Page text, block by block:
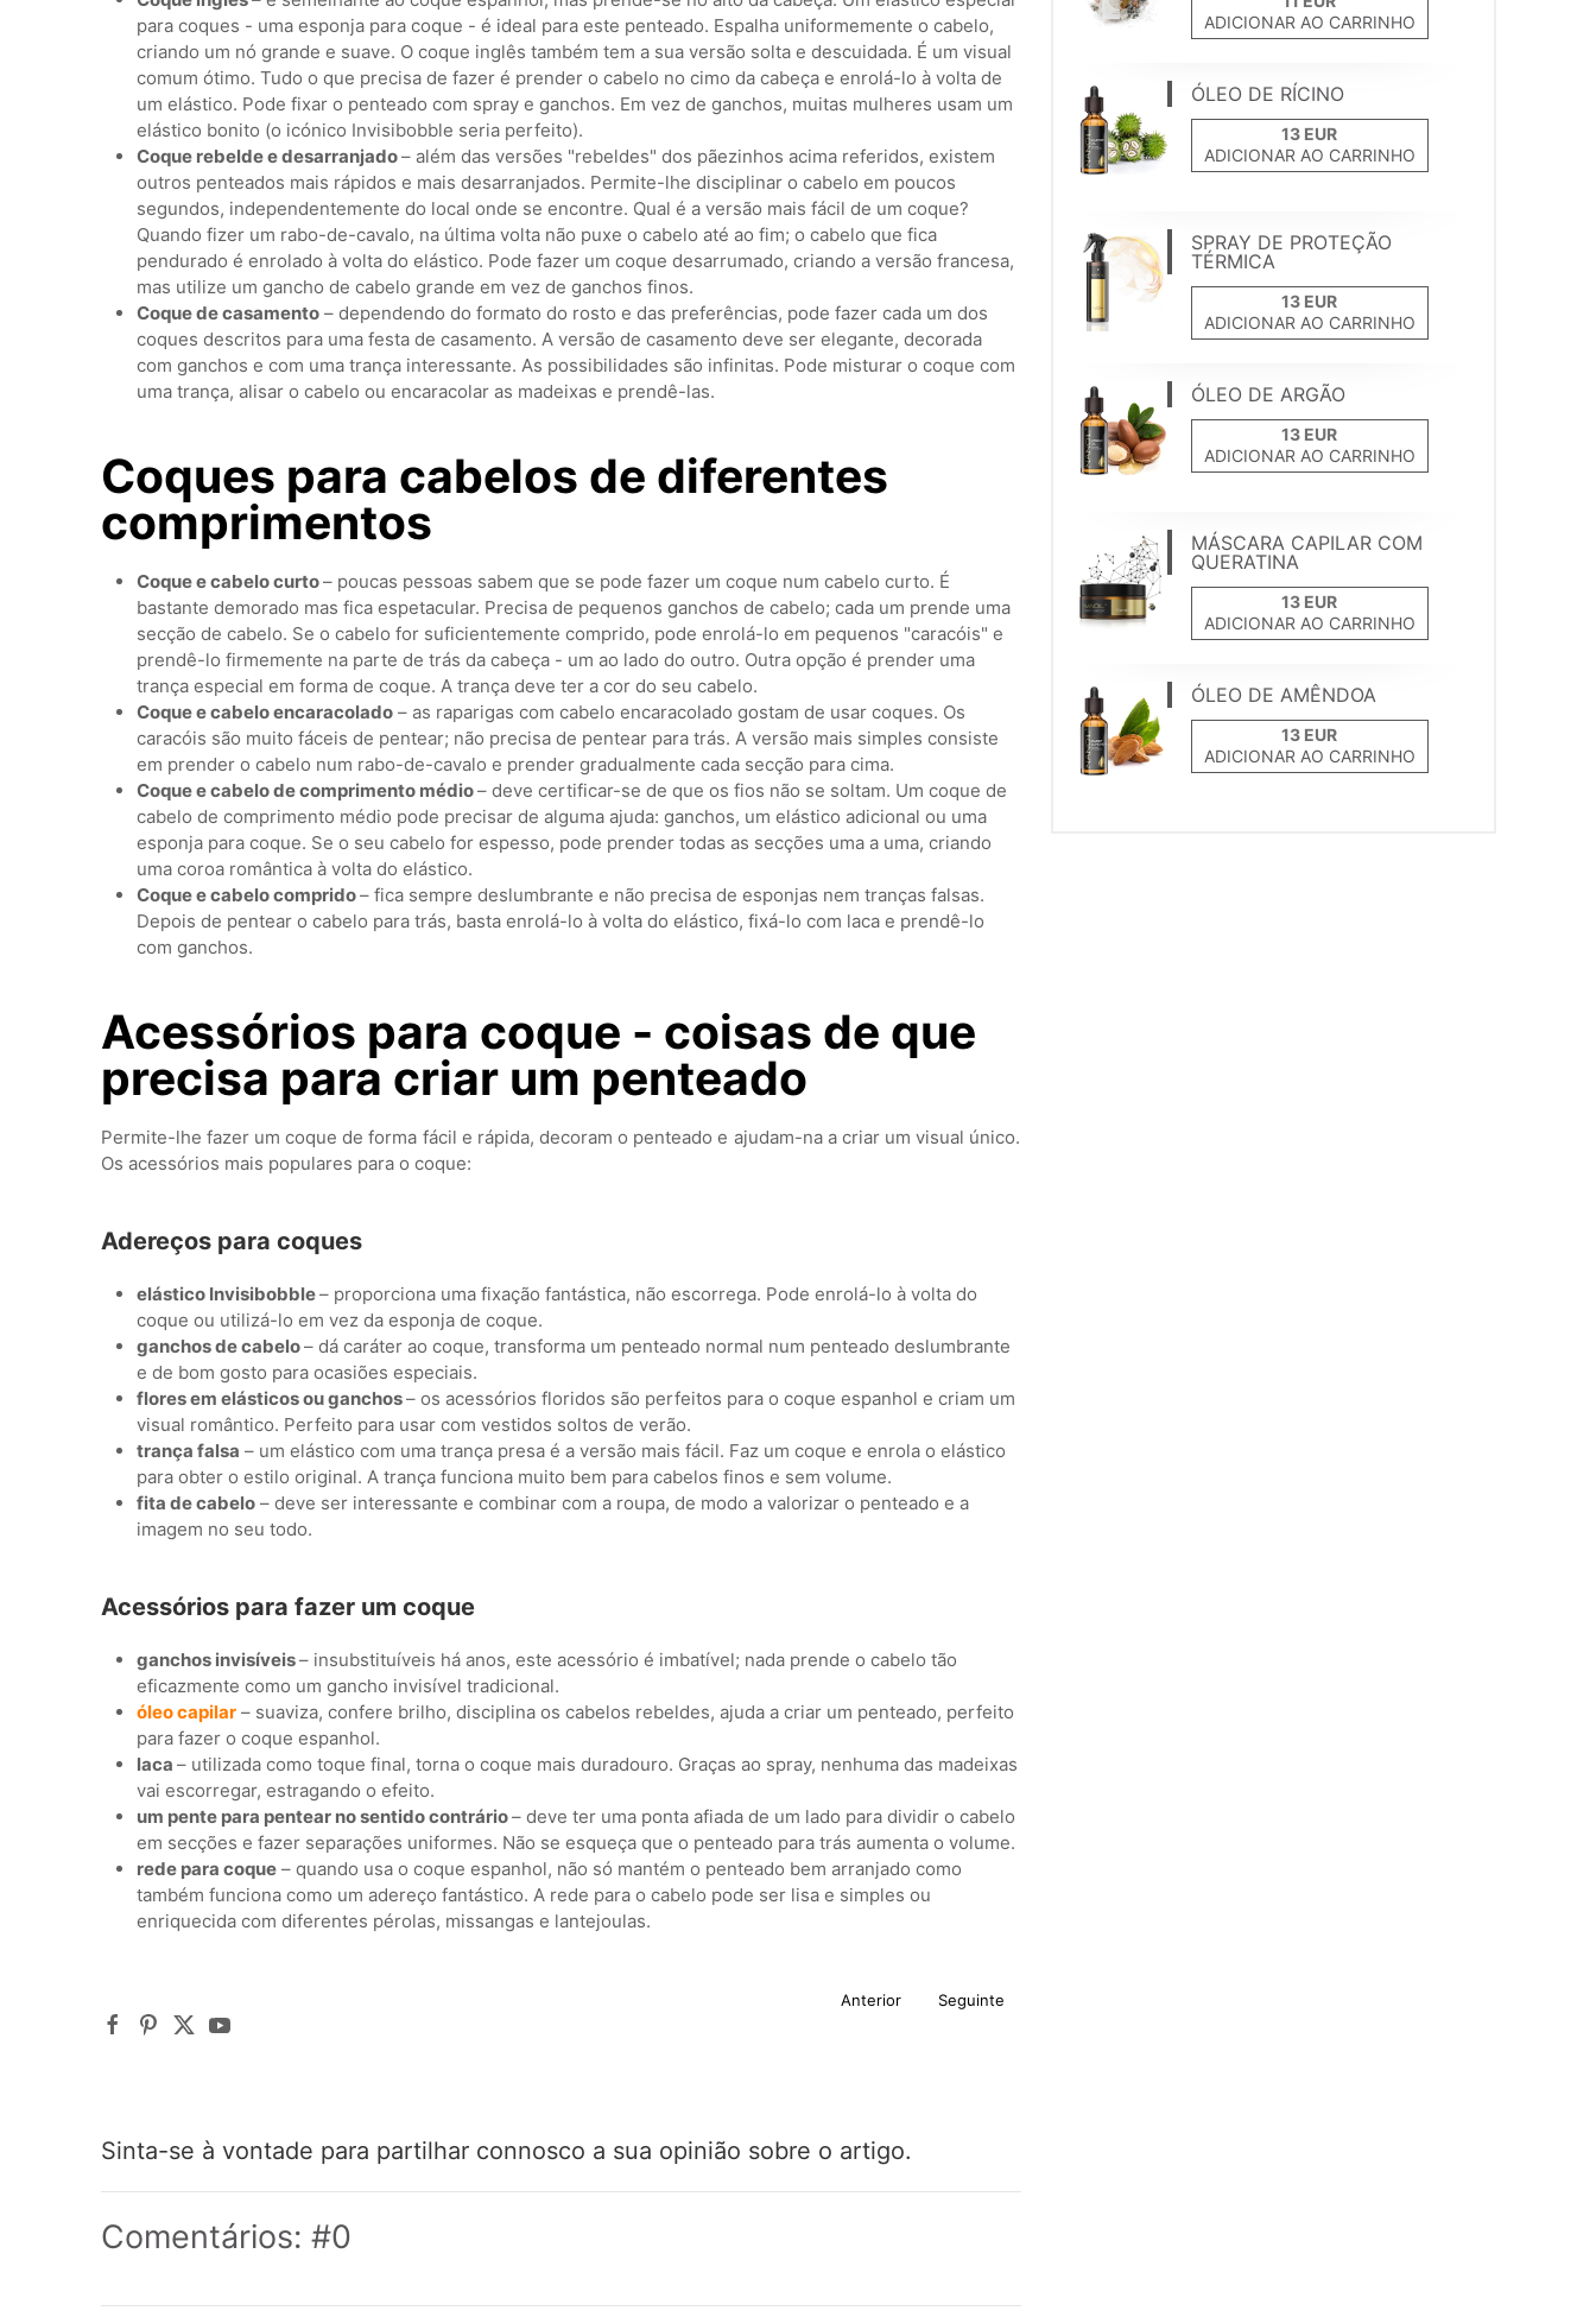
para coques - uma esponja para coque - é ideal para este penteado. Espalha uniformemente o cabelo,
criando um nó grande e suave. O coque inglês também tem a sua versão solta e descuidada. É um visual
comum ótimo. Tudo o que precisa de fazer é prender o cabelo no cimo da cabeça e enrolá-lo à volta de
um elástico. Pode fixar o penteado com spray e ganchos. Em vez de ganchos, muitas mulheres usam um
elástico bonito (o icónico Invisibobble seria perfeito).
Coque rebelde e desarranjado– além das versões "rebeldes" dos pãezinhos acima referidos, existem
outros penteados mais rápidos e mais desarranjados. Permite-lhe disciplinar o cabelo em poucos
segundos, independentemente do local onde se encontre. Qual é a versão mais fácil de um coque?
Quando fizer um rabo-de-cavalo, na última volta não puxe o cabelo até ao fim; o cabelo que fica
pendurado é enrolado à volta do elástico. Pode fazer um coque desarrumado, criando a versão francesa,
mas utilize um gancho de cabelo grande em vez de ganchos finos.
Coque de casamento– dependendo do formato do rosto e das preferências, pode fazer cada um dos
coques descritos para uma festa de casamento. A versão de casamento deve ser elegante, decorada
com ganchos e com uma trança interessante. As possibilidades são infinitas. Pode misturar o coque com
uma trança, alisar o cabelo ou encaracolar as madeixas e prendê-las.
Coques para cabelos de diferentes
comprimentos
Coque e cabelo curto– poucas pessoas sabem que se pode fazer um coque num cabelo curto. É
bastante demorado mas fica espetacular. Precisa de pequenos ganchos de cabelo; cada um prende uma
secção de cabelo. Se o cabelo for suficientemente comprido, pode enrolá-lo em pequenos "caracóis" e
prendê-lo firmemente na parte de trás da cabeça - um ao lado do outro. Outra opção é prender uma
trança especial em forma de coque. A trança deve ter a cor do seu cabelo.
Coque e cabelo encaracolado– as raparigas com cabelo encaracolado gostam de usar coques. Os
caracóis são muito fáceis de pentear; não precisa de pentear para trás. A versão mais simples consiste
em prender o cabelo num rabo-de-cavalo e prender gradualmente cada secção para cima.
Coque e cabelo de comprimento médio– deve certificar-se de que os fios não se soltam. Um coque de
cabelo de comprimento médio pode precisar de alguma ajuda: ganchos, um elástico adicional ou uma
esponja para coque. Se o seu cabelo for espesso, pode prender todas as secções uma a uma, criando
uma coroa romântica à volta do elástico.
Coque e cabelo comprido– fica sempre deslumbrante e não precisa de esponjas nem tranças falsas.
Depois de pentear o cabelo para trás, basta enrolá-lo à volta do elástico, fixá-lo com laca e prendê-lo
com ganchos.
Acessórios para coque - coisas de que
precisa para criar um penteado
Permite-lhe fazer um coque de forma fácil e rápida, decoram o penteado e ajudam-na a criar um visual único.
Os acessórios mais populares para o coque:
Adereços para coques
elástico Invisibobble– proporciona uma fixação fantástica, não escorrega. Pode enrolá-lo à volta do
coque ou utilizá-lo em vez da esponja de coque.
ganchos de cabelo– dá caráter ao coque, transforma um penteado normal num penteado deslumbrante
e de bom gosto para ocasiões especiais.
flores em elásticos ou ganchos– os acessórios floridos são perfeitos para o coque espanhol e criam um
visual romântico. Perfeito para usar com vestidos soltos de verão.
trança falsa – um elástico com uma trança presa é a versão mais fácil. Faz um coque e enrola o elástico
para obter o estilo original. A trança funciona muito bem para cabelos finos e sem volume.
fita de cabelo– deve ser interessante e combinar com a roupa, de modo a valorizar o penteado e a
imagem no seu todo.
Acessórios para fazer um coque
ganchos invisíveis– insubstituíveis há anos, este acessório é imbatível; nada prende o cabelo tão
eficazmente como um gancho invisível tradicional.
óleo capilar– suaviza, confere brilho, disciplina os cabelos rebeldes, ajuda a criar um penteado, perfeito
para fazer o coque espanhol.
laca – utilizada como toque final, torna o coque mais duradouro. Graças ao spray, nenhuma das madeixas
vai escorregar, estragando o efeito.
um pente para pentear no sentido contrário– deve ter uma ponta afiada de um lado para dividir o cabelo
em secções e fazer separações uniformes. Não se esqueça que o penteado para trás aumenta o volume.
rede para coque– quando usa o coque espanhol, não só mantém o penteado bem arranjado como
também funciona como um adereço fantástico. A rede para o cabelo pode ser lisa e simples ou
enriquecida com diferentes pérolas, missangas e lantejoulas.
Anterior Seguinte
Sinta-se à vontade para partilhar connosco a sua opinião sobre o artigo.
Comentários: #0
ADICIONAR AO CARRINHO
ÓLEO DE RÍCINO
ADICIONAR AO CARRINHO
SPRAY DE PROTEÇÃO
TÉRMICA
ADICIONAR AO CARRINHO
ÓLEO DE ARGÃO
ADICIONAR AO CARRINHO
MÁSCARA CAPILAR COM
QUERATINA
ADICIONAR AO CARRINHO
ÓLEO DE AMÊNDOA
ADICIONAR AO CARRINHO